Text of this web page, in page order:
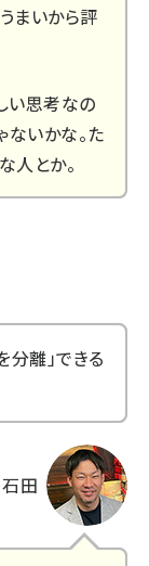
まいから評
い思考なの
いかな。た
人とか。
分離」できる
石田